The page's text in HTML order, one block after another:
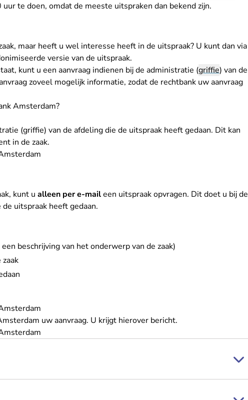
te doen, omdat de meeste uitspraken dan bekend zijn.
maar heeft u wel interesse heeft in de uitspraak? U kunt dan via
versie van de uitspraak.
kunt u een aanvraag indienen bij de administratie (griffie) van de
zoveel mogelijk informatie, zodat de rechtbank uw aanvraag
Amsterdam?
(griffie) van de afdeling die de uitspraak heeft gedaan. Dit kan
in de zaak.
kunt u alleen per e-maileen uitspraak opvragen. Dit doet u bij de
uitspraak heeft gedaan.
beschrijving van het onderwerp van de zaak)
uw aanvraag. U krijgt hierover bericht.